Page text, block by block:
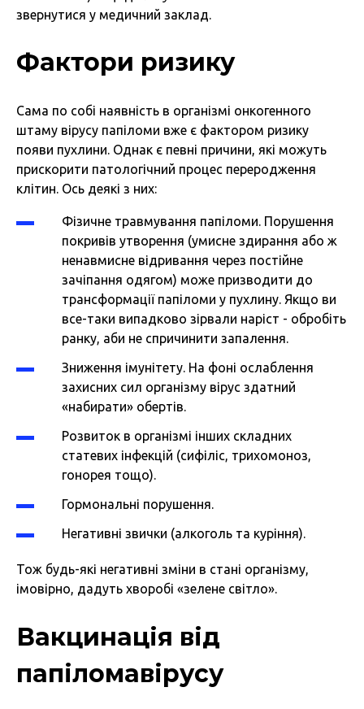
звернутися у медичний заклад.
Фактори ризику
Сама по собі наявність в організмі онкогенного
штаму вірусу папіломи вже є фактором ризику
появи пухлини. Однак є певні причини, які можуть
прискорити патологічний процес переродження
клітин. Ось деякі з них:
Фізичне травмування папіломи. Порушення
покривів утворення (умисне здирання або ж
ненавмисне відривання через постійне
зачіпання одягом) може призводити до
трансформації папіломи у пухлину. Якщо ви
все-таки випадково зірвали наріст - обробіть
ранку, аби не спричинити запалення.
Зниження імунітету. На фоні ослаблення
захисних сил організму вірус здатний
«набирати» обертів.
Розвиток в організмі інших складних
статевих інфекцій (сифіліс, трихомоноз,
гонорея тощо).
Гормональні порушення.
Негативні звички (алкоголь та куріння).
Тож будь-які негативні зміни в стані організму,
імовірно, дадуть хворобі «зелене світло».
Вакцинація від
папіломавірусу